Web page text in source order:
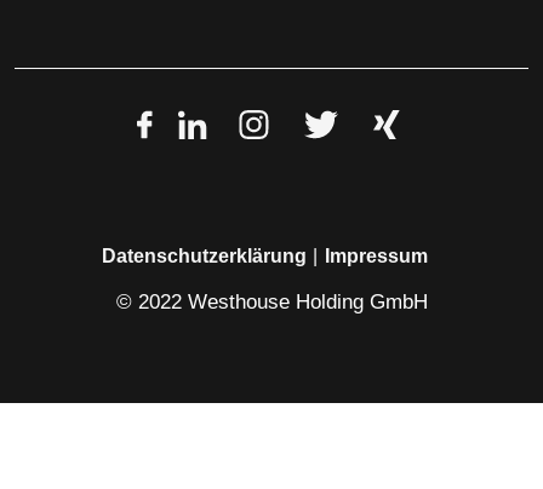
Datenschutzerklärung Impressum
© 2022 Westhouse Holding GmbH